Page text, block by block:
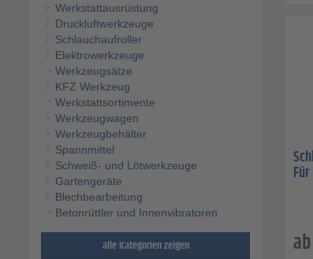
Werkstattausrüstung
Druckluftwerkzeuge
Schlauchaufroller
Elektrowerkzeuge
Werkzeugsätze
KFZ Werkzeug
Werkstattsortimente
Werkzeugwagen
Werkzeugbehälter
Spannmittel
Schweiß- und Lötwerkzeuge
Gartengeräte
Blechbearbeitung
Betonrüttler und Innenvibratoren
alle Kategorien zeigen
Für
ab